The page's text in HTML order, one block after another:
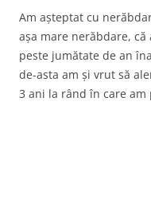
Am așteptat cu
așa mare nerăbdare, că
peste jumătate de an
de-asta am și vrut să
3 ani la rând în care